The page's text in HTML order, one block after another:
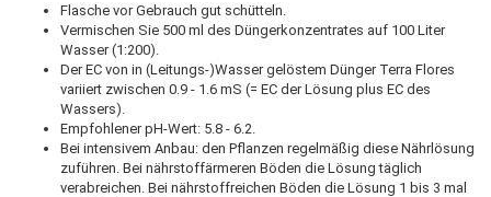
Flasche vor Gebrauch gut schütteln.
Vermischen Sie 500 ml des Düngerkonzentrates auf 100 Liter
Wasser (1:200).
Der EC von in (Leitungs-)Wasser gelöstem Dünger Terra Flores
variiert zwischen 0.9 - 1.6 mS (= EC der Lösung plus EC des
Wassers).
Empfohlener pH-Wert: 5.8 - 6.2.
Bei intensivem Anbau: den Pflanzen regelmäßig diese Nährlösung
zuführen. Bei nährstoffärmeren Böden die Lösung täglich
verabreichen. Bei nährstoffreichen Böden die Lösung 1 bis 3 mal